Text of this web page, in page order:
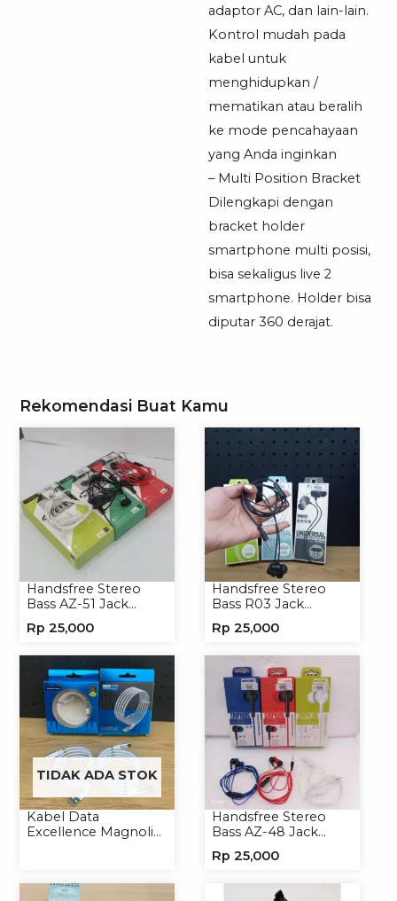
adaptor AC, dan lain-lain.
Kontrol mudah pada
kabel untuk
menghidupkan /
mematikan atau beralih
ke mode pencahayaan
yang Anda inginkan
– Multi Position Bracket
Dilengkapi dengan
bracket holder
smartphone multi posisi,
bisa sekaligus live 2
smartphone. Holder bisa
diputar 360 derajat.
Rekomendasi Buat Kamu
Handsfree Stereo
Bass AZ-51 Jack
Headset
Rp 25,000
Handsfree Stereo
Bass R03 Jack
Headset Earphone
Rp 25,000
TIDAK ADA STOK
Kabel Data
Excellence Magnolia
Handsfree Stereo
Bass AZ-48 Jack
Headset Headphone
Rp 25,000